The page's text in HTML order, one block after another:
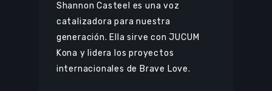
Shannon Casteel es una voz
catalizadora para nuestra
generación. Ella sirve con JUCUM
Kona y lidera los proyectos
internacionales de Brave Love.